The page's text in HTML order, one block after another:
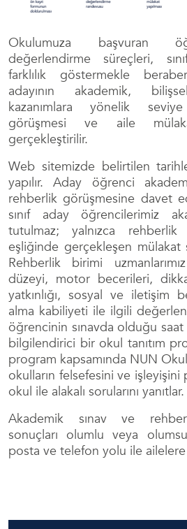
Okulumuza başvuran
değerlendirme süreçleri,
farklılık göstermekle
adayının akademik,
kazanımlara yönelik
görüşmesi ve aile
gerçekleştirilir.
Web sitemizde belirtilen
yapılır. Aday öğrenci
rehberlik görüşmesine davet
sınıf aday öğrencilerimiz
tutulmaz; yalnızca rehberlik
eşliğinde gerçekleşen mülakat
Rehberlik birimi
düzeyi, motor becerileri,
yatkınlığı, sosyal ve iletişim
alma kabiliyeti ile ilgili
öğrencinin sınavda olduğu saat
bilgilendirici bir okul tanıtım
program kapsamında NUN
okulların felsefesini ve işleyişini
okul ile alakalı sorularını yanıtlar.
Akademik sınav ve
sonuçları olumlu veya
posta ve telefon yolu ile